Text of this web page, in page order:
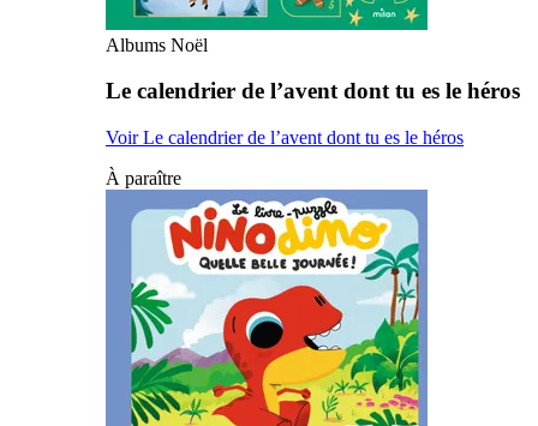
Albums Noël
Le calendrier de l’avent dont tu es le héros
Voir Le calendrier de l’avent dont tu es le héros
À paraître